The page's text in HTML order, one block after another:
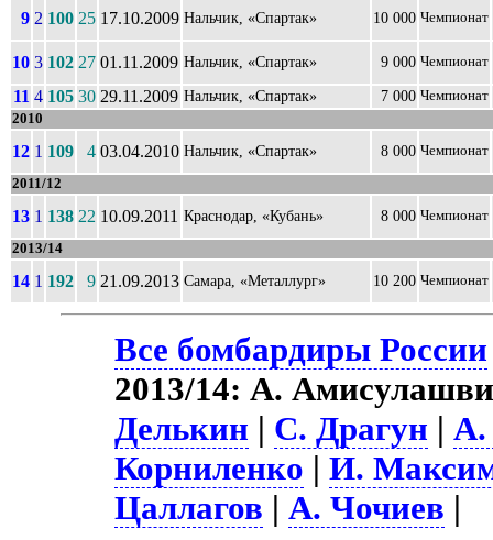
9 2 100 25 17.10.2009 Нальчик, «Спартак» 10 000 Чемпионат
10 3 102 27 01.11.2009 Нальчик, «Спартак» 9 000 Чемпионат
11 4 105 30 29.11.2009 Нальчик, «Спартак» 7 000 Чемпионат
2010
12 1 109 4 03.04.2010 Нальчик, «Спартак» 8 000 Чемпионат
2011/12
13 1 138 22 10.09.2011 Краснодар, «Кубань» 8 000 Чемпионат
2013/14
14 1 192 9 21.09.2013 Самара, «Металлург» 10 200 Чемпионат
Все бомбардиры России
2013/14: А.
Делькин | С. Драгун |А.
Корниленко |И.
Цаллагов |А. Чочиев |